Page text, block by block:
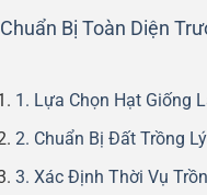
Chuẩn Bị Toàn Diện
1. Lựa Chọn Hạt Giống
2. Chuẩn Bị Đất Trồng
3. Xác Định Thời Vụ